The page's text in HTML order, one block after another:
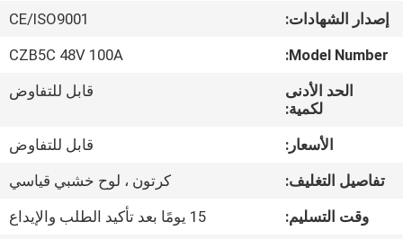
جولة
في
المعمل
الجودة
اتصل
إصدار الشهادات:
CE/ISO9001
Model Number:
CZB5C 48V 100A
الحد الأدنى
لكمية:
قابل للتفاوض
الأسعار:
قابل للتفاوض
تفاصيل التغليف:
كرتون ، لوح خشبي قياسي
وقت التسليم:
15 يومًا بعد تأكيد الطلب والإيداع